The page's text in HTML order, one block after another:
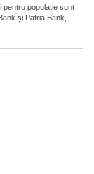
pentru populație sunt
și Patria Bank,